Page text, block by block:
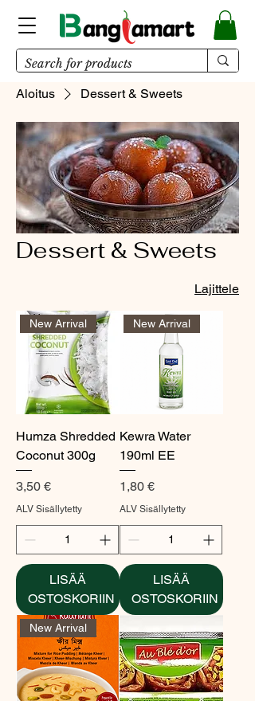
Aloitus Dessert & Sweets
Dessert & Sweets
Lajittele
New Arrival
Humza Shredded
Coconut 300g
Hinta
3,50 €
ALV Sisällytetty
LISÄÄ
OSTOSKORIIN
New Arrival
Kewra Water
190ml EE
Hinta
1,80 €
ALV Sisällytetty
LISÄÄ
OSTOSKORIIN
New Arrival